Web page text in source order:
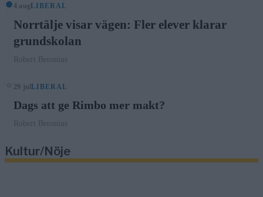
4 aug LIBERAL
Norrtälje visar vägen: Fler elever klarar
grundskolan
Robert Beronius
29 julLIBERAL
Dags att ge Rimbo mer makt?
Robert Beronius
Kultur/Nöje